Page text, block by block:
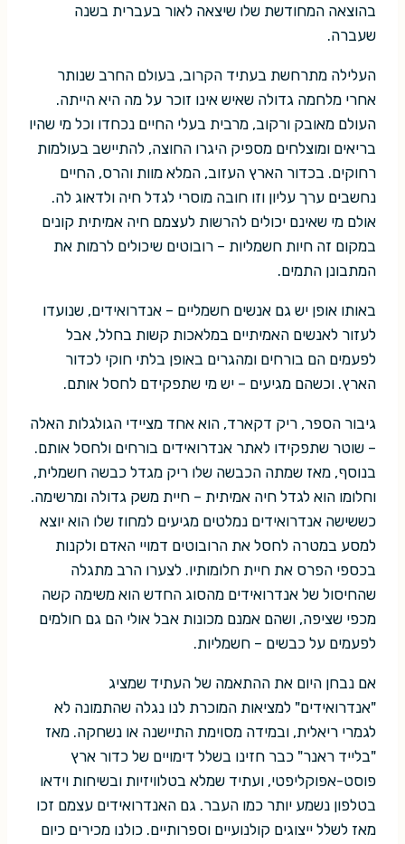
בהוצאה המחודשת שלו שיצאה לאור בעברית בשנה
שעברה.
העלילה מתרחשת בעתיד הקרוב, בעולם החרב שנותר
אחרי מלחמה גדולה שאיש אינו זוכר על מה היא הייתה.
העולם מאובק ורקוב, מרבית בעלי החיים נכחדו וכל מי שהיו
בריאים ומוצלחים מספיק היגרו החוצה, להתיישב בעולמות
רחוקים. בכדור הארץ העזוב, המלא מוות והרס, החיים
נחשבים ערך עליון וזו חובה מוסרי לגדל חיה ולדאוג לה.
אולם מי שאינם יכולים להרשות לעצמם חיה אמיתית קונים
במקום זה חיות חשמליות – רובוטים שיכולים לרמות את
המתבונן התמים.
באותו אופן יש גם אנשים חשמליים – אנדרואידים, שנועדו
לעזור לאנשים האמיתיים במלאכות קשות בחלל, אבל
לפעמים הם בורחים ומהגרים באופן בלתי חוקי לכדור
הארץ. וכשהם מגיעים – יש מי שתפקידם לחסל אותם.
גיבור הספר, ריק דקארד, הוא אחד מציידי הגולגלות האלה
– שוטר שתפקידו לאתר אנדרואידים בורחים ולחסל אותם.
בנוסף, מאז שמתה הכבשה שלו ריק מגדל כבשה חשמלית,
וחלומו הוא לגדל חיה אמיתית – חיית משק גדולה ומרשימה.
כששישה אנדרואידים נמלטים מגיעים למחוז שלו הוא יוצא
למסע במטרה לחסל את הרובוטים דמויי האדם ולקנות
בכספי הפרס את חיית חלומותיו. לצערו הרב מתגלה
שהחיסול של אנדרואידים מהסוג החדש הוא משימה קשה
מכפי שציפה, ושהם אמנם מכונות אבל אולי הם גם חולמים
לפעמים על כבשים – חשמליות.
אם נבחן היום את ההתאמה של העתיד שמציג
"אנדרואידים" למציאות המוכרת לנו נגלה שהתמונה לא
לגמרי ריאלית, ובמידה מסוימת התיישנה או נשחקה. מאז
"בלייד ראנר" כבר חזינו בשלל דימויים של כדור ארץ
פוסט-אפוקליפטי, ועתיד שמלא בטלוויזיות ובשיחות וידאו
בטלפון נשמע יותר כמו העבר. גם האנדרואידים עצמם זכו
מאז לשלל ייצוגים קולנועיים וספרותיים. כולנו מכירים כיום